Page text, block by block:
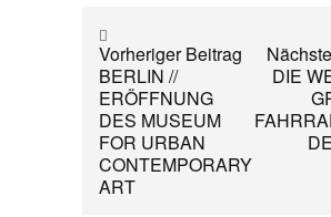
Vorheriger Beitrag
BERLIN //
ERÖFFNUNG
DES MUSEUM
FOR URBAN
CONTEMPORARY
ART
DIE